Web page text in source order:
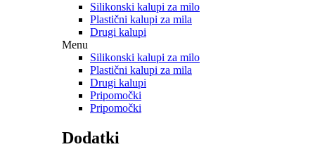
Silikonski kalupi za milo
Plastični kalupi za mila
Drugi kalupi
Menu
Silikonski kalupi za milo
Plastični kalupi za mila
Drugi kalupi
Pripomočki
Pripomočki
Dodatki